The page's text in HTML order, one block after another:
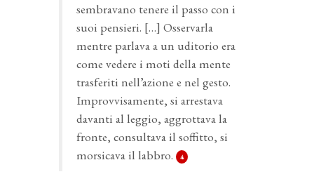
sembravano tenere il passo con i
suoi pensieri. […] Osservarla
mentre parlava a un uditorio era
come vedere i moti della mente
trasferiti nell’azione e nel gesto.
Improvvisamente, si arrestava
davanti al leggio, aggrottava la
fronte, consultava il soffitto, si
morsicava il labbro.
4